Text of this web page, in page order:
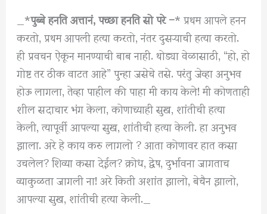
_*पुब्बे हनति अत्तानं, पच्छा हनति सो परे –* प्रथम आपले हनन
करतो, प्रथम आपली हत्या करतो, नंतर दुसऱ्याची हत्या करतो.
ही प्रवचन ऐकून मानण्याची बाब नाही. थोड्या वेळासाठी, “हो, हो
गोष्ट तर ठीक वाटत आहे” पुन्हा जसेचे तसे. परंतु जेव्हा अनुभव
होऊ लागला, तेव्हा पाहील की पाहा मी काय केले! मी कोणताही
शील सदाचार भंग केला, कोणाच्याही सुख, शांतीची हत्या
केली, त्यापूर्वी आपल्या सुख, शांतीची हत्या केली. हा अनुभव
झाला. अरे हे काय करु लागलो ? आता कोणावर हात कसा
उचलेल? शिव्या कसा देईल? क्रोध, द्वेष, दुर्भावना जागताच
व्याकुळता जागली ना! अरे किती अशांत झालो, बेचैन झालो,
आपल्या सुख, शांतीची हत्या केली._